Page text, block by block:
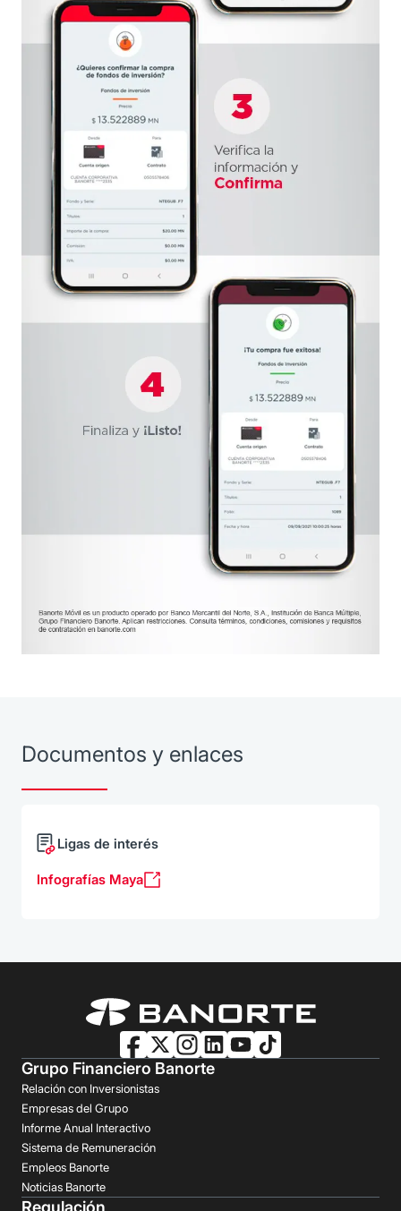
Documentos y enlaces
Ligas de interés
Infografías Maya
Grupo Financiero Banorte
Relación con Inversionistas
Empresas del Grupo
Informe Anual Interactivo
Sistema de Remuneración
Empleos Banorte
Noticias Banorte
Regulación